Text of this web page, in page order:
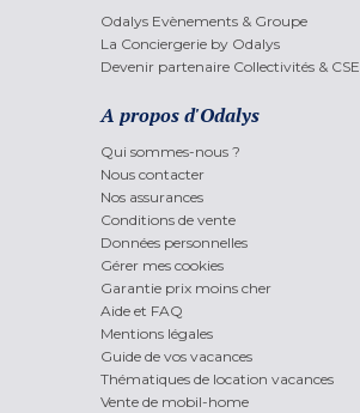
Odalys Evènements & Groupe
La Conciergerie by Odalys
Devenir partenaire Collectivités & CSE
A propos d'Odalys
Qui sommes-nous ?
Nous contacter
Nos assurances
Conditions de vente
Données personnelles
Gérer mes cookies
Garantie prix moins cher
Aide et FAQ
Mentions légales
Guide de vos vacances
Thématiques de location vacances
Vente de mobil-home